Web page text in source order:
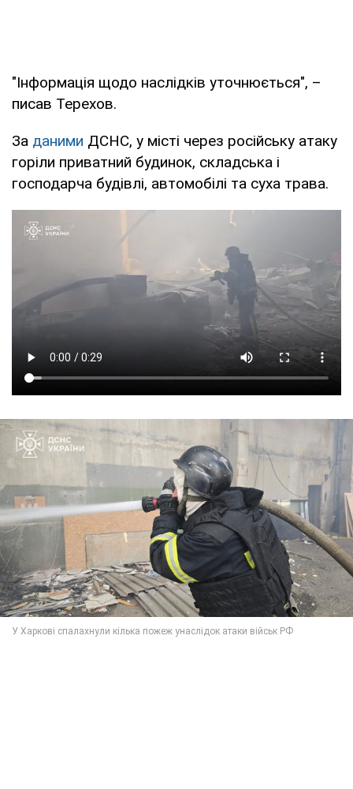
"Інформація щодо наслідків уточнюється", –
писав Терехов.
За даними ДСНС, у місті через російську атаку
горіли приватний будинок, складська і
господарча будівлі, автомобілі та суха трава.